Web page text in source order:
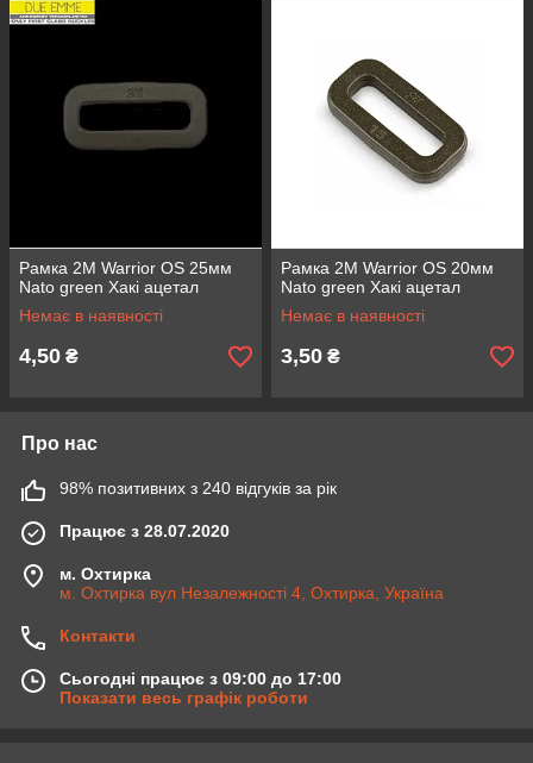
Рамка 2M Warrior OS 25мм
Nato green Хакі ацетал
Немає в наявності
4,50 ₴
Рамка 2M Warrior OS 20мм
Nato green Хакі ацетал
Немає в наявності
3,50 ₴
Про нас
98% позитивних з 240 відгуків за рік
Працює з 28.07.2020
м. Охтирка
м. Охтирка вул Незалежності 4, Охтирка, Україна
Контакти
Сьогодні працює з 09:00 до 17:00
Показати весь графік роботи